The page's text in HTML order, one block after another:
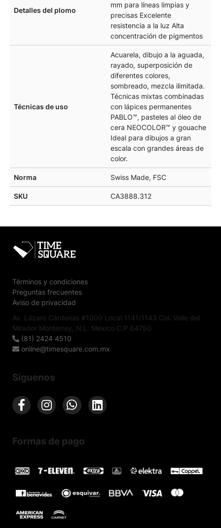
Detalles del plomo
mm para líneas limpias y
precisas Excelente
resistencia a la luz Alta
concentración de pigmentos
Técnicas de uso
Acuarela, dibujo a la aguada,
rayado, superposición de
diferentes colores,
sombreado, mezcla ilimitada.
Técnicas mixtas combinadas
con lápices permanentes
PABLO™, pasteles al óleo de
cera NEOCOLOR™ y gouache
Ideal para dibujos a gran
escala con grandes áreas de
color.
Norma Swiss Made, FSC
SKU CA3888.312
Términos y condiciones
Preguntas frecuentes
Aviso de privacidad
Av. Lázaro Cárdenas #1000 Local 1141/1143 Col. Valle del
Mirador Monterrey, N.L. México C.P 64750
(81) 2424 4510
online@timesquare.com.mx
Síguenos
Formas de pago